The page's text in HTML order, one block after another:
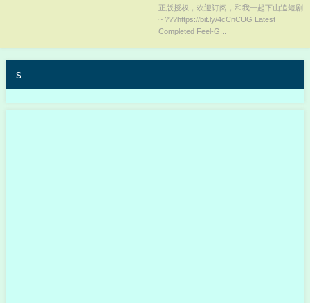
次任务中他敬爱的师傅被害，他
决心复仇，却发现自己的战力已
无敌？！#爽文 #MiniDrama#精
正版授权，欢迎订阅，和我一起下山追短剧
~ ???https://bit.ly/4cCnCUG Latest
Completed Feel-G...
s